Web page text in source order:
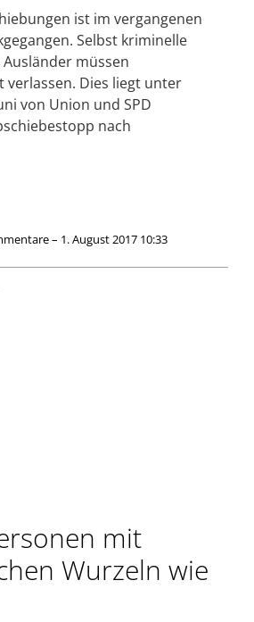
ist im vergangenen
Selbst kriminelle
müssen
verlassen. Dies liegt unter
von Union und SPD
nach
– 1. August 2017 10:33
mit
Wurzeln wie